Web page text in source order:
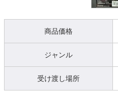
商品価格
ジャンル
受け渡し場所